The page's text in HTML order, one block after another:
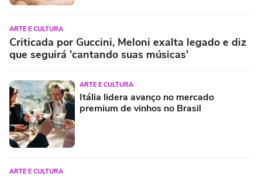
ARTE E CULTURA
Criticada por Guccini, Meloni exalta legado e diz
que seguirá 'cantando suas músicas'
ARTE E CULTURA
Itália lidera avanço no mercado
premium de vinhos no Brasil
ARTE E CULTURA